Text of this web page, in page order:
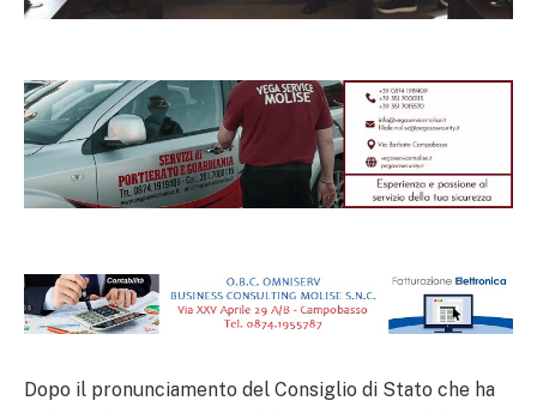
Dopo il pronunciamento del Consiglio di Stato che ha